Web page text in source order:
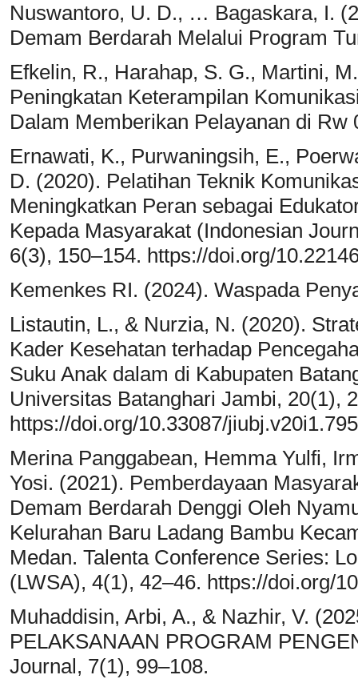
Nuswantoro, U. D., … Bagaskara, I.
Demam Berdarah Melalui Program
Efkelin, R., Harahap, S. G., Martini,
Peningkatan Keterampilan
Dalam Memberikan Pelayanan di
Ernawati, K., Purwaningsih, E.,
D. (2020). Pelatihan Teknik
Meningkatkan Peran sebagai
Kepada Masyarakat (Indonesian
6(3), 150–154. https://doi.org/
Kemenkes RI. (2024). Waspada
Listautin, L., & Nurzia, N. (2020).
Kader Kesehatan terhadap
Suku Anak dalam di Kabupaten
Universitas Batanghari Jambi, 20(1),
https://doi.org/10.33087/jiubj.v20i1.795
Merina Panggabean, Hemma Yulfi,
Yosi. (2021). Pemberdayaan
Demam Berdarah Denggi Oleh
Kelurahan Baru Ladang Bambu
Medan. Talenta Conference Series:
(LWSA), 4(1), 42–46. https://doi.org/
Muhaddisin, Arbi, A., & Nazhir, V.
PELAKSANAAN PROGRAM
Journal, 7(1), 99–108.